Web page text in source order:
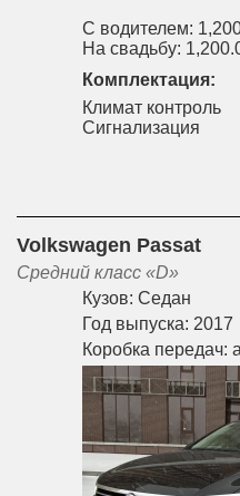
С водителем:
На свадьбу:
Комплектация:
Климат контроль
Сигнализация
Volkswagen Passat
Средний класс «D»
Кузов: Седан
Год выпуска: 2017
Коробка передач: